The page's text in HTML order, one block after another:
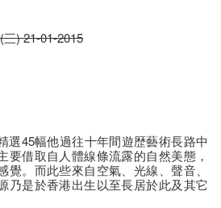
) 21-01-2015
選45幅他過往十年間遊歴藝術長路中
要借取自人體線條流露的自然美態，
。而此些來自空氣、光線、聲音、
乃是於香港出生以至長居於此及其它